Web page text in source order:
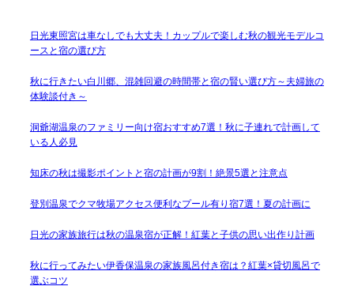
日光東照宮は車なしでも大丈夫！カップルで楽しむ秋の観光モデルコ
ースと宿の選び方
秋に行きたい白川郷、混雑回避の時間帯と宿の賢い選び方～夫婦旅の
体験談付き～
洞爺湖温泉のファミリー向け宿おすすめ7選！秋に子連れで計画して
いる人必見
知床の秋は撮影ポイントと宿の計画が9割！絶景5選と注意点
登別温泉でクマ牧場アクセス便利なプール有り宿7選！夏の計画に
日光の家族旅行は秋の温泉宿が正解！紅葉と子供の思い出作り計画
秋に行ってみたい伊香保温泉の家族風呂付き宿は？紅葉×貸切風呂で
選ぶコツ